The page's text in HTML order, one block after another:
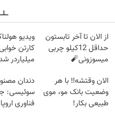
از الان تا آخر تابستون
حداقل 12کیلو چربی
میسوزونی🧨
ویدیو
کارتن
میلیاردر
الان وقتشه‼️ با هر
وضعیت بانک مو، موی
طبیعی بکار!
دندان
سوئیسی:
فناوری